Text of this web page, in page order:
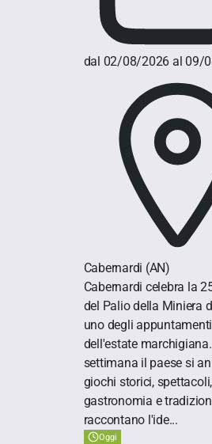
dal 02/08/2026 al 09/
Cabernardi (AN)
Cabernardi celebra la
del Palio della Miniera
uno degli
dell'estate
settimana il paese si
giochi storici,
gastronomia e
raccontano l'ide...
Oggi